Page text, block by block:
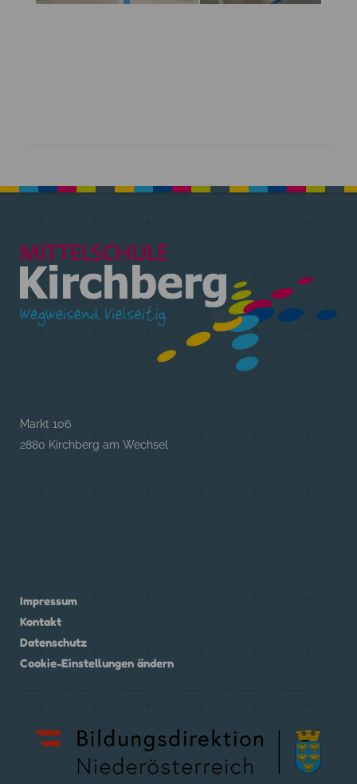
Markt 106
2880 Kirchberg am Wechsel
Impressum
Kontakt
Datenschutz
Cookie-Einstellungen ändern